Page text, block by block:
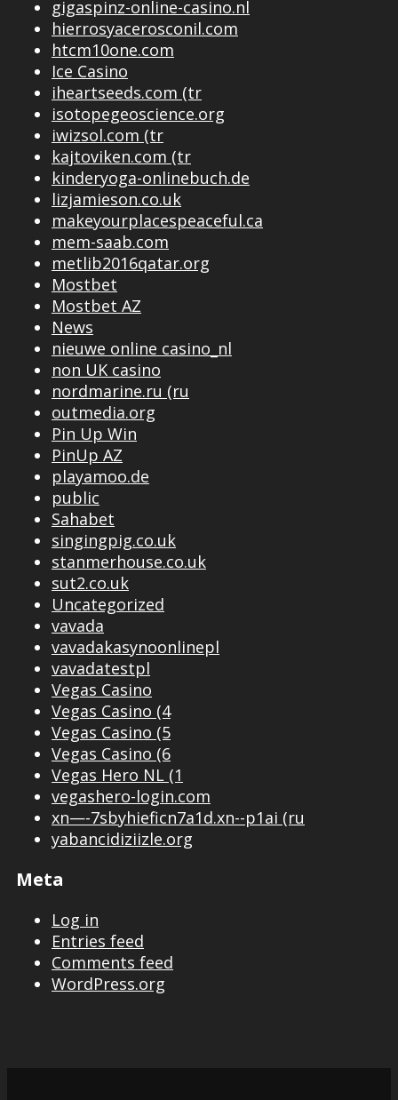
gigaspinz-online-casino.nl
hierrosyacerosconil.com
htcm10one.com
Ice Casino
iheartseeds.com (tr
isotopegeoscience.org
iwizsol.com (tr
kajtoviken.com (tr
kinderyoga-onlinebuch.de
lizjamieson.co.uk
makeyourplacespeaceful.ca
mem-saab.com
metlib2016qatar.org
Mostbet
Mostbet AZ
News
nieuwe online casino_nl
non UK casino
nordmarine.ru (ru
outmedia.org
Pin Up Win
PinUp AZ
playamoo.de
public
Sahabet
singingpig.co.uk
stanmerhouse.co.uk
sut2.co.uk
Uncategorized
vavada
vavadakasynoonlinepl
vavadatestpl
Vegas Casino
Vegas Casino (4
Vegas Casino (5
Vegas Casino (6
Vegas Hero NL (1
vegashero-login.com
xn—-7sbyhieficn7a1d.xn--p1ai (ru
yabancidiziizle.org
Meta
Log in
Entries feed
Comments feed
WordPress.org